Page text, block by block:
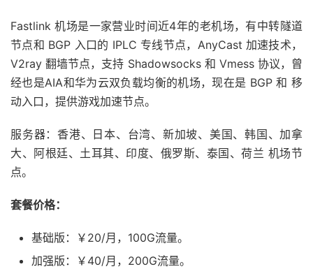
Fastlink 机场是一家营业时间近4年的老机场，有中转隧道
节点和 BGP 入口的 IPLC 专线节点，AnyCast 加速技术，
V2ray 翻墙节点，支持 Shadowsocks 和 Vmess 协议，曾
经也是AIA和华为云双负载均衡的机场，现在是 BGP 和 移
动入口，提供游戏加速节点。
服务器：香港、日本、台湾、新加坡、美国、韩国、加拿
大、阿根廷、土耳其、印度、俄罗斯、泰国、荷兰 机场节
点。
套餐价格：
基础版：￥20/月，100G流量。
加强版：￥40/月，200G流量。